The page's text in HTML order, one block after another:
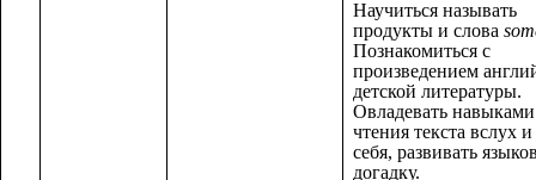
Научиться называть
продукты и слова
Познакомиться с
произведением
детской литературы.
Овладевать навыками
чтения текста вслух
себя, развивать
догадку.